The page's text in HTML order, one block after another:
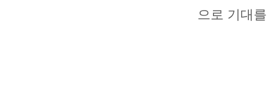
으로 기대